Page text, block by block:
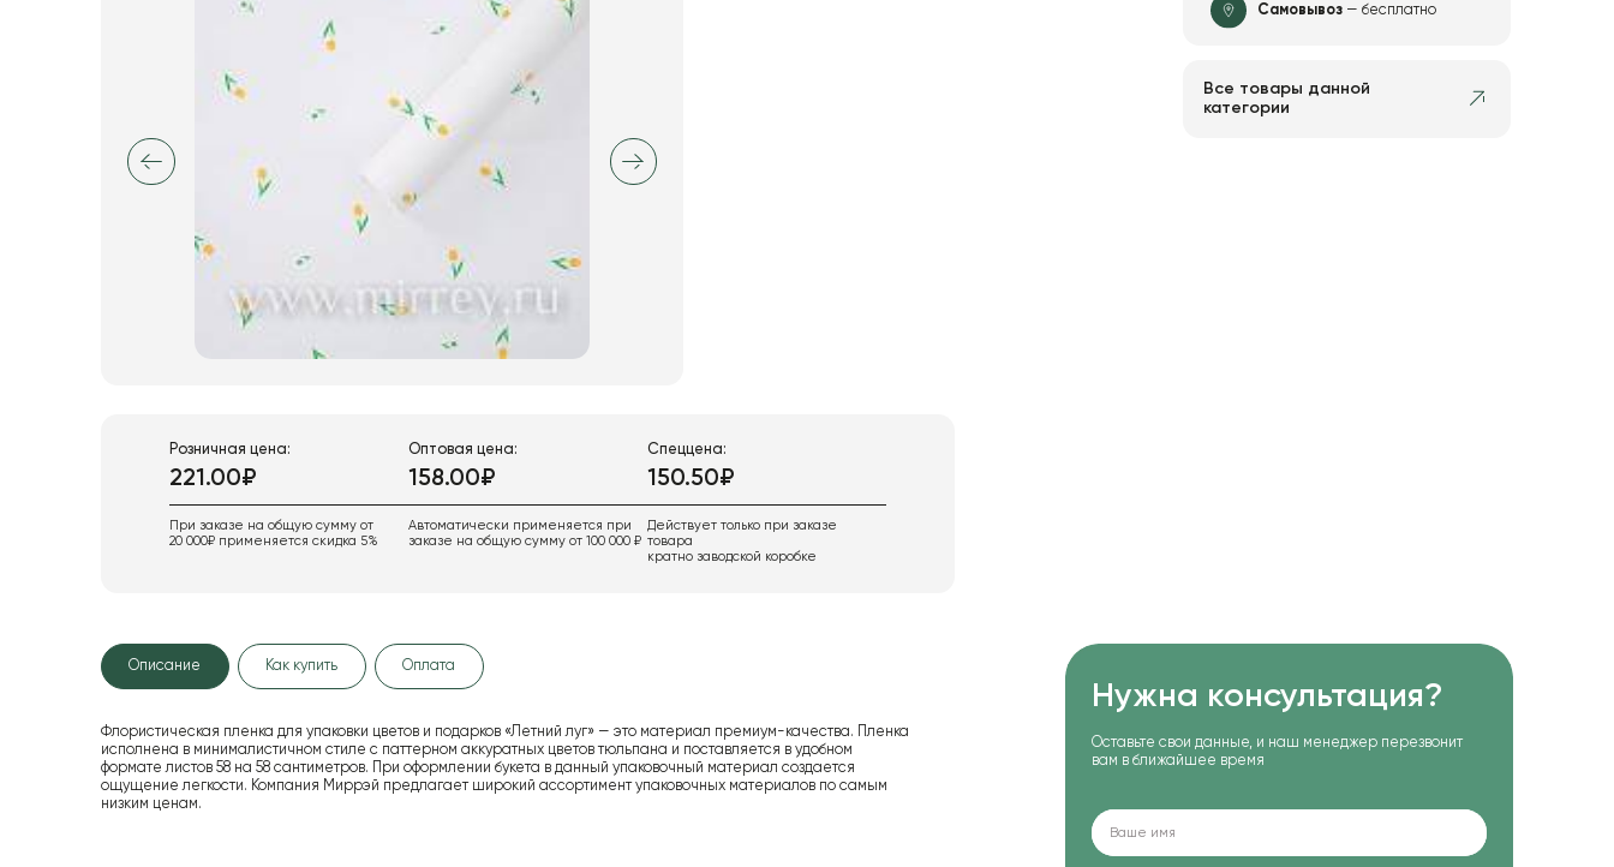
Розничная цена:
221.00₽
При заказе на общую сумму от
20 000₽ применяется скидка 5%
Оптовая цена:
158.00₽
Автоматически применяется при
заказе на общую сумму от 100 000 ₽
Спеццена:
150.50₽
Действует только при заказе
товара
кратно заводской коробке
Самовывоз— бесплатно
Все товары данной
категории
Описание Как купить Оплата
Флористическая пленка для упаковки цветов и подарков «Летний луг» — это материал премиум-качества. Пленка
исполнена в минималистичном стиле с паттерном аккуратных цветов тюльпана и поставляется в удобном
формате листов 58 на 58 сантиметров. При оформлении букета в данный упаковочный материал создается
ощущение легкости. Компания Миррэй предлагает широкий ассортимент упаковочных материалов по самым
низким ценам.
Нужна консультация?
Оставьте свои данные, и наш менеджер перезвонит
вам в ближайшее время